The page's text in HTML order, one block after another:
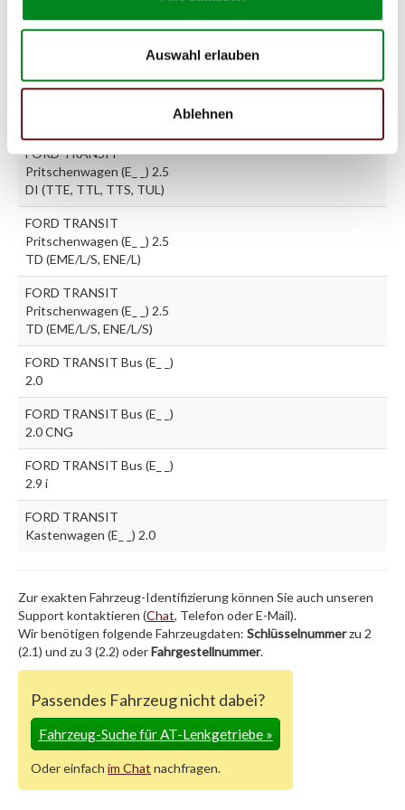
Auswahl erlauben
Ablehnen
Pritschenwagen (E_ _) 2.5
FORD TRANSIT
FORD TRANSIT
Pritschenwagen (E_ _) 2.5
DI (TTE, TTL, TTS, TUL)
FORD TRANSIT
Pritschenwagen (E_ _) 2.5
TD (EME/L/S, ENE/L)
FORD TRANSIT
Pritschenwagen (E_ _) 2.5
TD (EME/L/S, ENE/L/S)
FORD TRANSIT Bus (E_ _)
2.0
FORD TRANSIT Bus (E_ _)
2.0 CNG
FORD TRANSIT Bus (E_ _)
2.9 i
FORD TRANSIT
Kastenwagen (E_ _) 2.0
Zur exakten Fahrzeug-Identifizierung können Sie auch unseren
Support kontaktieren (Chat, Telefon oder E-Mail).
Wir benötigen folgende Fahrzeugdaten: Schlüsselnummerzu 2
(2.1) und zu 3 (2.2) oderFahrgestellnummer.
Passendes Fahrzeug nicht dabei?
Fahrzeug-Suche für AT-Lenkgetriebe»
Oder einfach im Chat nachfragen.